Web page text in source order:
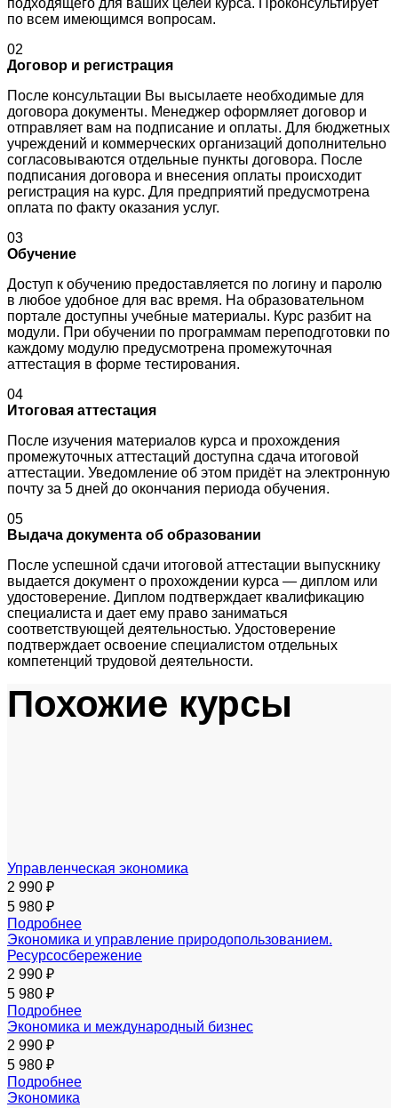
по всем имеющимся вопросам.
02
Договор и регистрация
После консультации Вы высылаете необходимые для
договора документы. Менеджер оформляет договор и
отправляет вам на подписание и оплаты. Для бюджетных
учреждений и коммерческих организаций дополнительно
согласовываются отдельные пункты договора. После
подписания договора и внесения оплаты происходит
регистрация на курс. Для предприятий предусмотрена
оплата по факту оказания услуг.
03
Обучение
Доступ к обучению предоставляется по логину и паролю
в любое удобное для вас время. На образовательном
портале доступны учебные материалы. Курс разбит на
модули. При обучении по программам переподготовки по
каждому модулю предусмотрена промежуточная
аттестация в форме тестирования.
04
Итоговая аттестация
После изучения материалов курса и прохождения
промежуточных аттестаций доступна сдача итоговой
аттестации. Уведомление об этом придёт на электронную
почту за 5 дней до окончания периода обучения.
05
Выдача документа об образовании
После успешной сдачи итоговой аттестации выпускнику
выдается документ о прохождении курса — диплом или
удостоверение. Диплом подтверждает квалификацию
специалиста и дает ему право заниматься
соответствующей деятельностью. Удостоверение
подтверждает освоение специалистом отдельных
компетенций трудовой деятельности.
Похожие курсы
Управленческая экономика
2 990 ₽
5 980 ₽
Подробнее
Экономика и управление природопользованием.
Ресурсосбережение
2 990 ₽
5 980 ₽
Подробнее
Экономика и международный бизнес
2 990 ₽
5 980 ₽
Подробнее
Экономика